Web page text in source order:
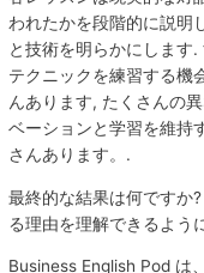
われたかを段階的に説明
と技術を明らかにします
テクニックを練習する機
んあります, たくさんの
ベーションと学習を維持
さんあります。.
最終的な結果は何ですか
る理由を理解できるよう
Business English Pod は